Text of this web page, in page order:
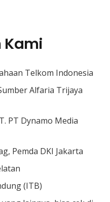
Kami
Telkom Indonesia
Alfaria Trijaya
PT Dynamo Media
Pemda DKI Jakarta
(ITB)